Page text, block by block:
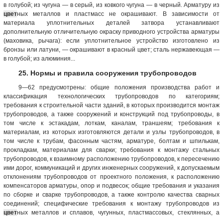
в голубой; из чугуна — в серый, из ковкого чугуна — в черный. Арматуру из
цветных металлов и пластмасс не окрашивают. В зависимости от
материала уплотнительных деталей затвора устанавливают
дополнительную отличительную окраску приводного устройства арматуры
(маховика, рычага): если уплотнительное устройство изготовлено из
бронзы или латуни, — окрашивают в красный цвет; сталь нержавеющая —
в голубой; из алюминия...
25. Нормы и правила сооружения трубопроводов
9—62 предусмотрены: общие положения производства работ и
классификация технологических трубопроводов по категориям;
требования к строительной части зданий, в которых производится монтаж
трубопроводов, а также сооружений и конструкций под трубопроводы, в
том числе к эстакадам, лоткам, каналам, траншеям; требования к
материалам, из которых изготовляются детали и узлы трубопроводов, в
том числе к трубам, фасонным частям, арматуре, болтам и шпилькам,
прокладкам, материалам для сварки; требования к монтажу стальных
трубопроводов, к взаимному расположению трубопроводов, к пересечению
ими дорог, коммуникаций и других инженерных сооружений, к допускаемым
отклонениям трубопроводов от проектного положения, к расположению
компенсаторов арматуры, опор и подвесок; общие требования и указания
по сборке и сварке трубопроводов, а также контролю качества сварных
соединений; специфические требования к монтажу трубопроводов из
цветных металлов и сплавов, чугунных, пластмассовых, стеклянных, а